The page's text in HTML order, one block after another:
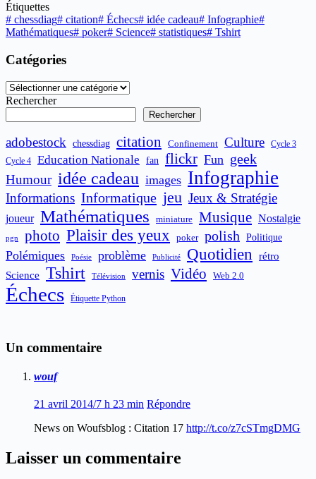
Étiquettes
# chessdiag# citation# Échecs# idée cadeau# Infographie#
Mathématiques# poker# Science# statistiques# Tshirt
Catégories
Catégories
Rechercher
Rechercher
adobestock chessdiag citation Confinement Culture
Cycle 3
Cycle 4
Education Nationale fan flickr Fun geek
Humour idée cadeau images Infographie
Informations Informatique jeu Jeux & Stratégie
joueur Mathématiques miniature Musique Nostalgie
pgn photo Plaisir des yeux poker polish Politique
Polémiques Poésie problème Publicité Quotidien
rétro
Science
Tshirt Télévision vernis Vidéo Web 2.0
Échecs Étiquette Python
Un commentaire
wouf
21 avril 2014/7 h 23 min Répondre
News on Woufsblog : Citation 17 http://t.co/z7cSTmgDMG
Laisser un commentaire